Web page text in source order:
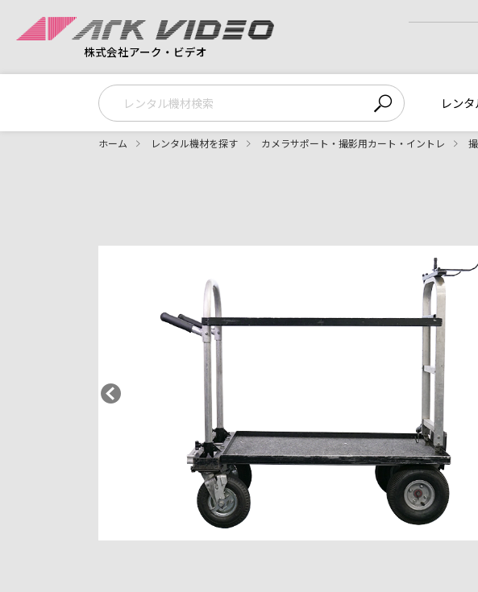
株式会社アーク・ビデオ
レン
ホーム レンタル機材を探す カメラサポート・撮影用カート・イントレ